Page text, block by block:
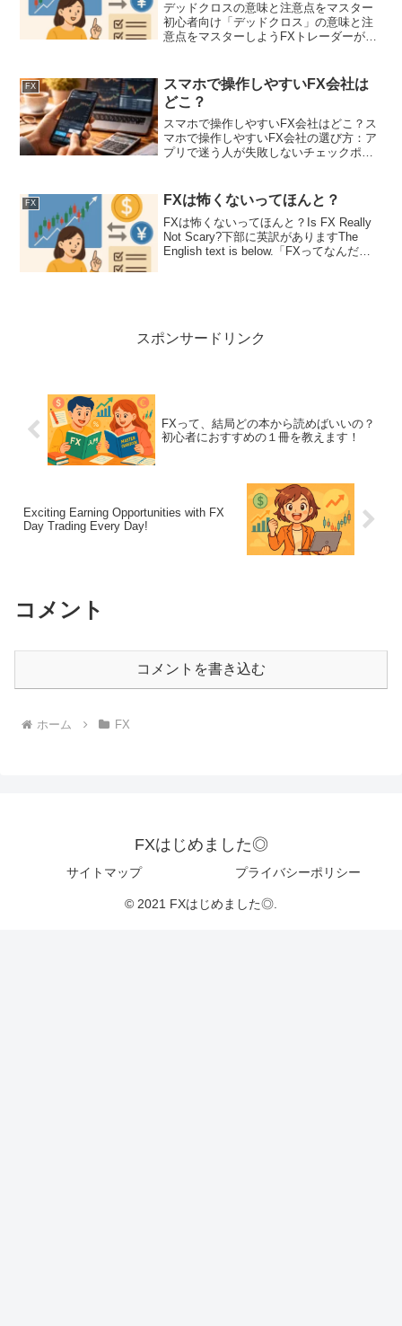
デッドクロスの意味と注意点をマスター
初心者向け「デッドクロス」の意味と注
意点をマスターしようFXトレーダーが必
短期移動平均線が長期移動平均線を上か
ら下へ突き抜ける現象...
FX
スマホで操作しやすいFX会社は
どこ？
スマホで操作しやすいFX会社はどこ？ス
マホで操作しやすいFX会社の選び方：ア
プリで迷う人が失敗しないチェックポイ
読みに来てくれて本当にありがとうござ
います。FXはスマ...
FX FXは怖くないってほんと？
FXは怖くないってほんと？Is FX Really
Not Scary?下部に英訳がありますThe
English text is below.「FXってなんだか
スポンサードリンク
FXって、結局どの本から読めばいいの？
初心者におすすめの１冊を教えます！
Exciting Earning Opportunities with FX
Day Trading Every Day!
コメント
コメントを書き込む
ホーム FX
FXはじめました◎
サイトマップ プライバシーポリシー
© 2021 FXはじめました◎.